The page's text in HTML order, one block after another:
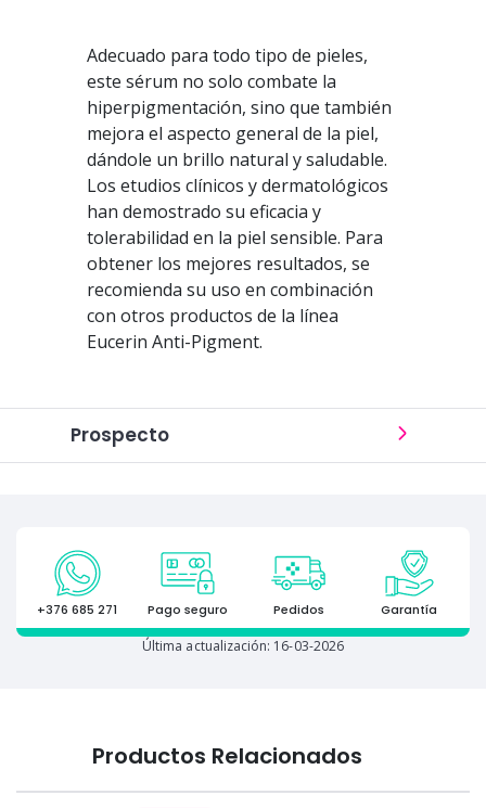
Adecuado para todo tipo de pieles,
este sérum no solo combate la
hiperpigmentación, sino que también
mejora el aspecto general de la piel,
dándole un brillo natural y saludable.
Los etudios clínicos y dermatológicos
han demostrado su eficacia y
tolerabilidad en la piel sensible. Para
obtener los mejores resultados, se
recomienda su uso en combinación
con otros productos de la línea
Eucerin Anti-Pigment.
Prospecto
+376 685 271 Pago seguro Pedidos Garantía
Última actualización: 16-03-2026
Productos Relacionados